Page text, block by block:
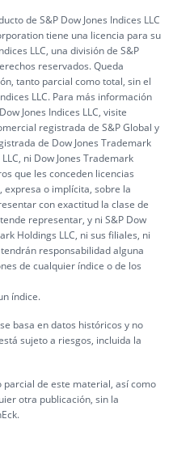
de S&P Dow Jones Indices LLC
tiene una licencia para su
LLC, una división de S&P
reservados. Queda
tanto parcial como total, sin el
LLC. Para más información
Jones Indices LLC, visite
registrada de S&P Global y
de Dow Jones Trademark
ni Dow Jones Trademark
que les conceden licencias
o implícita, sobre la
con exactitud la clase de
representar, y ni S&P Dow
Holdings LLC, ni sus filiales, ni
responsabilidad alguna
de cualquier índice o de los
índice.
basa en datos históricos y no
sujeto a riesgos, incluida la
de este material, así como
otra publicación, sin la